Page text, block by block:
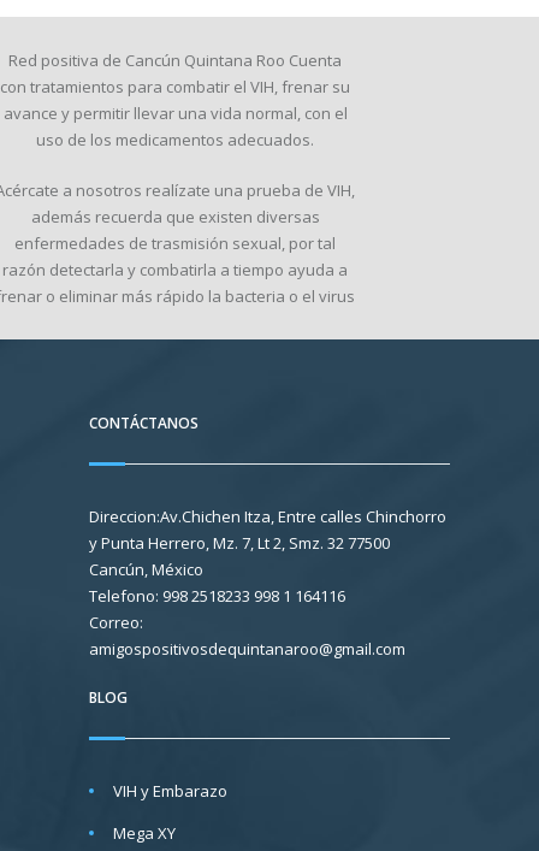
Red positiva de Cancún Quintana Roo Cuenta
con tratamientos para combatir el VIH, frenar su
avance y permitir llevar una vida normal, con el
uso de los medicamentos adecuados.
a nosotros realízate una prueba de VIH,
además recuerda que existen diversas
enfermedades de trasmisión sexual, por tal
razón detectarla y combatirla a tiempo ayuda a
o eliminar más rápido la bacteria o el virus
CONTÁCTANOS
Direccion:Av.Chichen Itza, Entre calles Chinchorro
y Punta Herrero, Mz. 7, Lt 2, Smz. 32 77500
Cancún, México
Telefono: 998 2518233 998 1 164116
Correo:
amigospositivosdequintanaroo@gmail.com
BLOG
VIH y Embarazo
Mega XY